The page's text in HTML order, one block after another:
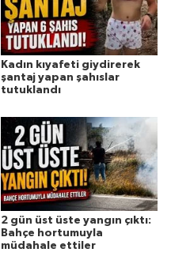
Kadın kıyafeti giydirerek
şantaj yapan şahıslar
tutuklandı
2 gün üst üste yangın çıktı:
Bahçe hortumuyla
müdahale ettiler